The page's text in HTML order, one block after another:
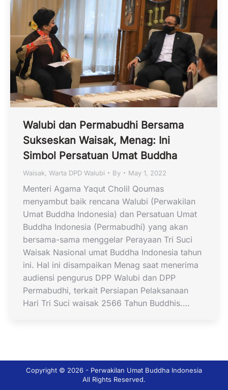
Walubi dan Permabudhi Bersama
Sukseskan Waisak, Menag: Ini
Simbol Persatuan Umat Buddha
Waisak Warta DPD Walubi By May 1, 2022
Menteri Agama Yaqut Cholil Qoumas
menyambut baik rencana Walubi (Perwakilan
Umat Buddha Indonesia) dan Persatuan Umat
Buddha Indonesia (Permabudhi) yang akan
bersama-sama menggelar Perayaan Tri Suci
Waisak Nasional umat Buddha Indonesia tahun
ini. Hal ini disampaikan Menag saat menerima
audiensi pengurus DPP Walubi dan DPP
Permabudhi, terkait Persiapan Pelaksanaan
Hari Tri Suci waisak 2566 Tahun Buddhis.…
Copyright © 2026 - Perwakilan Umat Buddha Indonesia
All Rights Reserved.